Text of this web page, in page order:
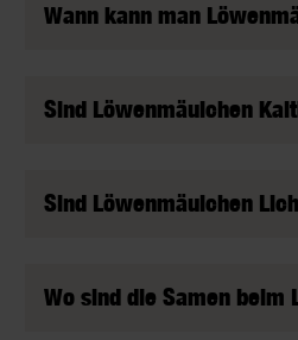
Wann kann man
Sind Löwenmäulchen
Sind Löwenmäulchen
Wo sind die Samen beim